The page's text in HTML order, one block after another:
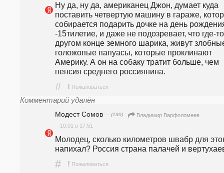
Ну да, ну да, американец Джон, думает куда
поставить четвертую машину в гараже,
собирается подарить дочке на день
-15тилетие, и даже не подозревает, что где-
другом конце земного шарика, живут
голожопые папуасы, которые проклинают
Америку. А он на собаку тратит больше, чем
пенсия среднего россиянина.
# ! Пожаловаться
Комментарий удалён
Модест Сомов — (130)
Владимир Варфоломеев
10.01 в 17:51
Молодец, сколько километров швабр для
напихал? Россия страна палачей и
# ! Пожаловаться